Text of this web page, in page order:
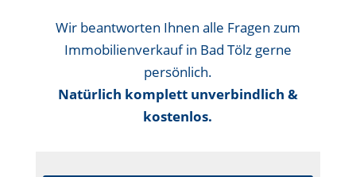
Wir beantworten Ihnen alle Fragen zum
Immobilienverkauf in Bad Tölz gerne
persönlich.
Natürlich komplett unverbindlich &
kostenlos.